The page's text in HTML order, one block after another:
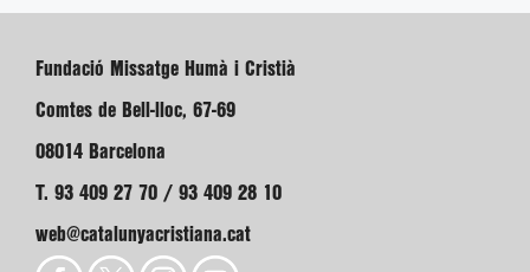
Fundació Missatge Humà i Cristià
Comtes de Bell-lloc, 67-69
08014 Barcelona
T. 93 409 27 70 / 93 409 28 10
web@catalunyacristiana.cat